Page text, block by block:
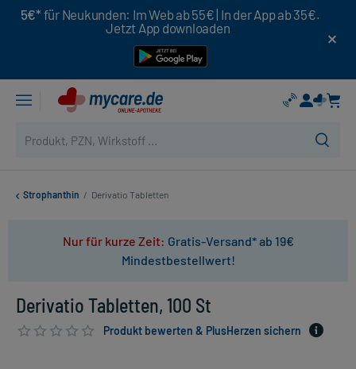
5€* für Neukunden: Im Web ab 55€ | In der App ab 35€.
Jetzt App downloaden
Strophanthin / Derivatio Tabletten
Nur für kurze Zeit: Gratis-Versand* ab 19€
Mindestbestellwert!
Derivatio Tabletten, 100 St
Produkt bewerten & PlusHerzen sichern